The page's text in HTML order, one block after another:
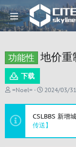
功能性 地价
下载
作
=Noel=
创
日
期
2024/03/31
CSLBBS 新增
传送】